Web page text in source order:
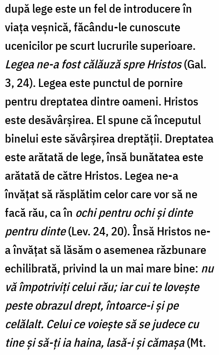
după lege este un fel de introducere în
viața veșnică, făcându-le cunoscute
ucenicilor pe scurt lucrurile superioare.
Legea ne-a fost călăuză spre Hristos(Gal.
3, 24). Legea este punctul de pornire
pentru dreptatea dintre oameni. Hristos
este desăvârșirea. El spune că începutul
binelui este săvârșirea dreptății. Dreptatea
este arătată de lege, însă bunătatea este
arătată de către Hristos. Legea ne-a
învățat să răsplătim celor care vor să ne
facă rău, ca în ochi pentru ochi și dinte
pentru dinte(Lev. 24, 20). Însă Hristos ne-
a învățat să lăsăm o asemenea răzbunare
echilibrată, privind la un mai mare bine: nu
vă împotriviţi celui rău; iar cui te loveşte
peste obrazul drept, întoarce-i şi pe
celălalt. Celui ce voieşte să se judece cu
tine şi să-ţi ia haina, lasă-i şi cămaşa(Mt.